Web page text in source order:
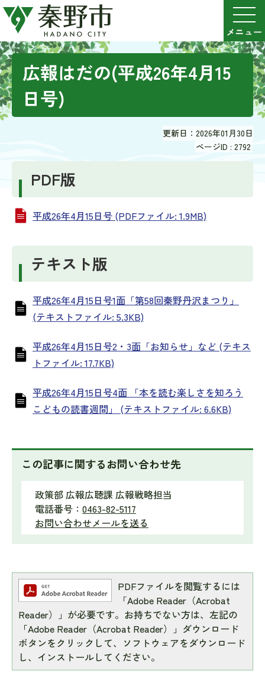
広報はだの(平成26年4月15
日号)
更新日：2026年01月30日
ページID : 2792
PDF版
平成26年4月15日号 (PDFファイル: 1.9MB)
テキスト版
平成26年4月15日号1面「第58回秦野丹沢まつり」
(テキストファイル: 5.3KB)
平成26年4月15日号2・3面「お知らせ」など (テキス
トファイル: 17.7KB)
平成26年4月15日号4面 「本を読む楽しさを知ろう
こどもの読書週間」 (テキストファイル: 6.6KB)
この記事に関するお問い合わせ先
政策部 広報広聴課 広報戦略担当
電話番号： 0463-82-5117
お問い合わせメールを送る
PDFファイルを閲覧するには
「Adobe Reader（Acrobat
Reader）」が必要です。お持ちでない方は、左記の
「Adobe Reader（Acrobat Reader）」ダウンロード
ボタンをクリックして、ソフトウェアをダウンロード
し、インストールしてください。